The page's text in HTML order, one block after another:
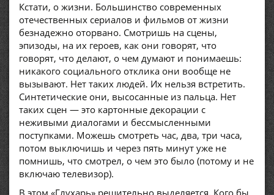
Кстати, о жизни. Большинство современных
отечественных сериалов и фильмов от жизни
безнадежно оторвано. Смотришь на сцены,
эпизоды, на их героев, как они говорят, что
говорят, что делают, о чем думают и понимаешь:
никакого социального отклика они вообще не
вызывают. Нет таких людей. Их нельзя встретить.
Синтетические они, высосанные из пальца. Нет
таких сцен — это картонные декорации с
неживыми диалогами и бессмысленными
поступками. Можешь смотреть час, два, три часа,
потом выключишь и через пять минут уже не
помнишь, что смотрел, о чем это было (потому и не
включаю телевизор).
В этом «Глухарь» решительно выделяется. Кого бы